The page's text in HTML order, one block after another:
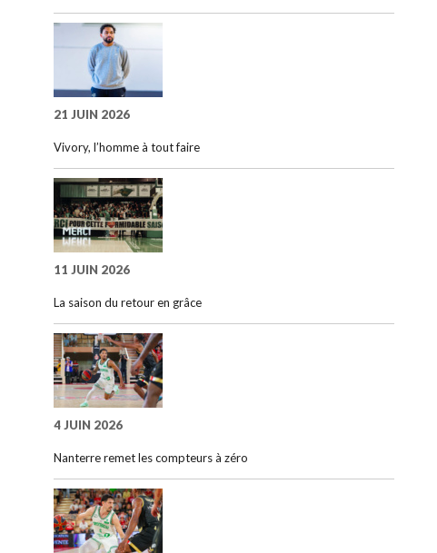
21 JUIN 2026
Vivory, l’homme à tout faire
11 JUIN 2026
La saison du retour en grâce
4 JUIN 2026
Nanterre remet les compteurs à zéro